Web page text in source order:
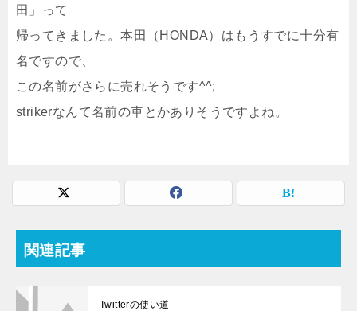
田」って
帰ってきました。本田（HONDA）はもうすでに十分有
名ですので、
この名前がさらに売れそうです^^;
strikerなんて名前の車とかありそうですよね。
関連記事
Twitterの使い道